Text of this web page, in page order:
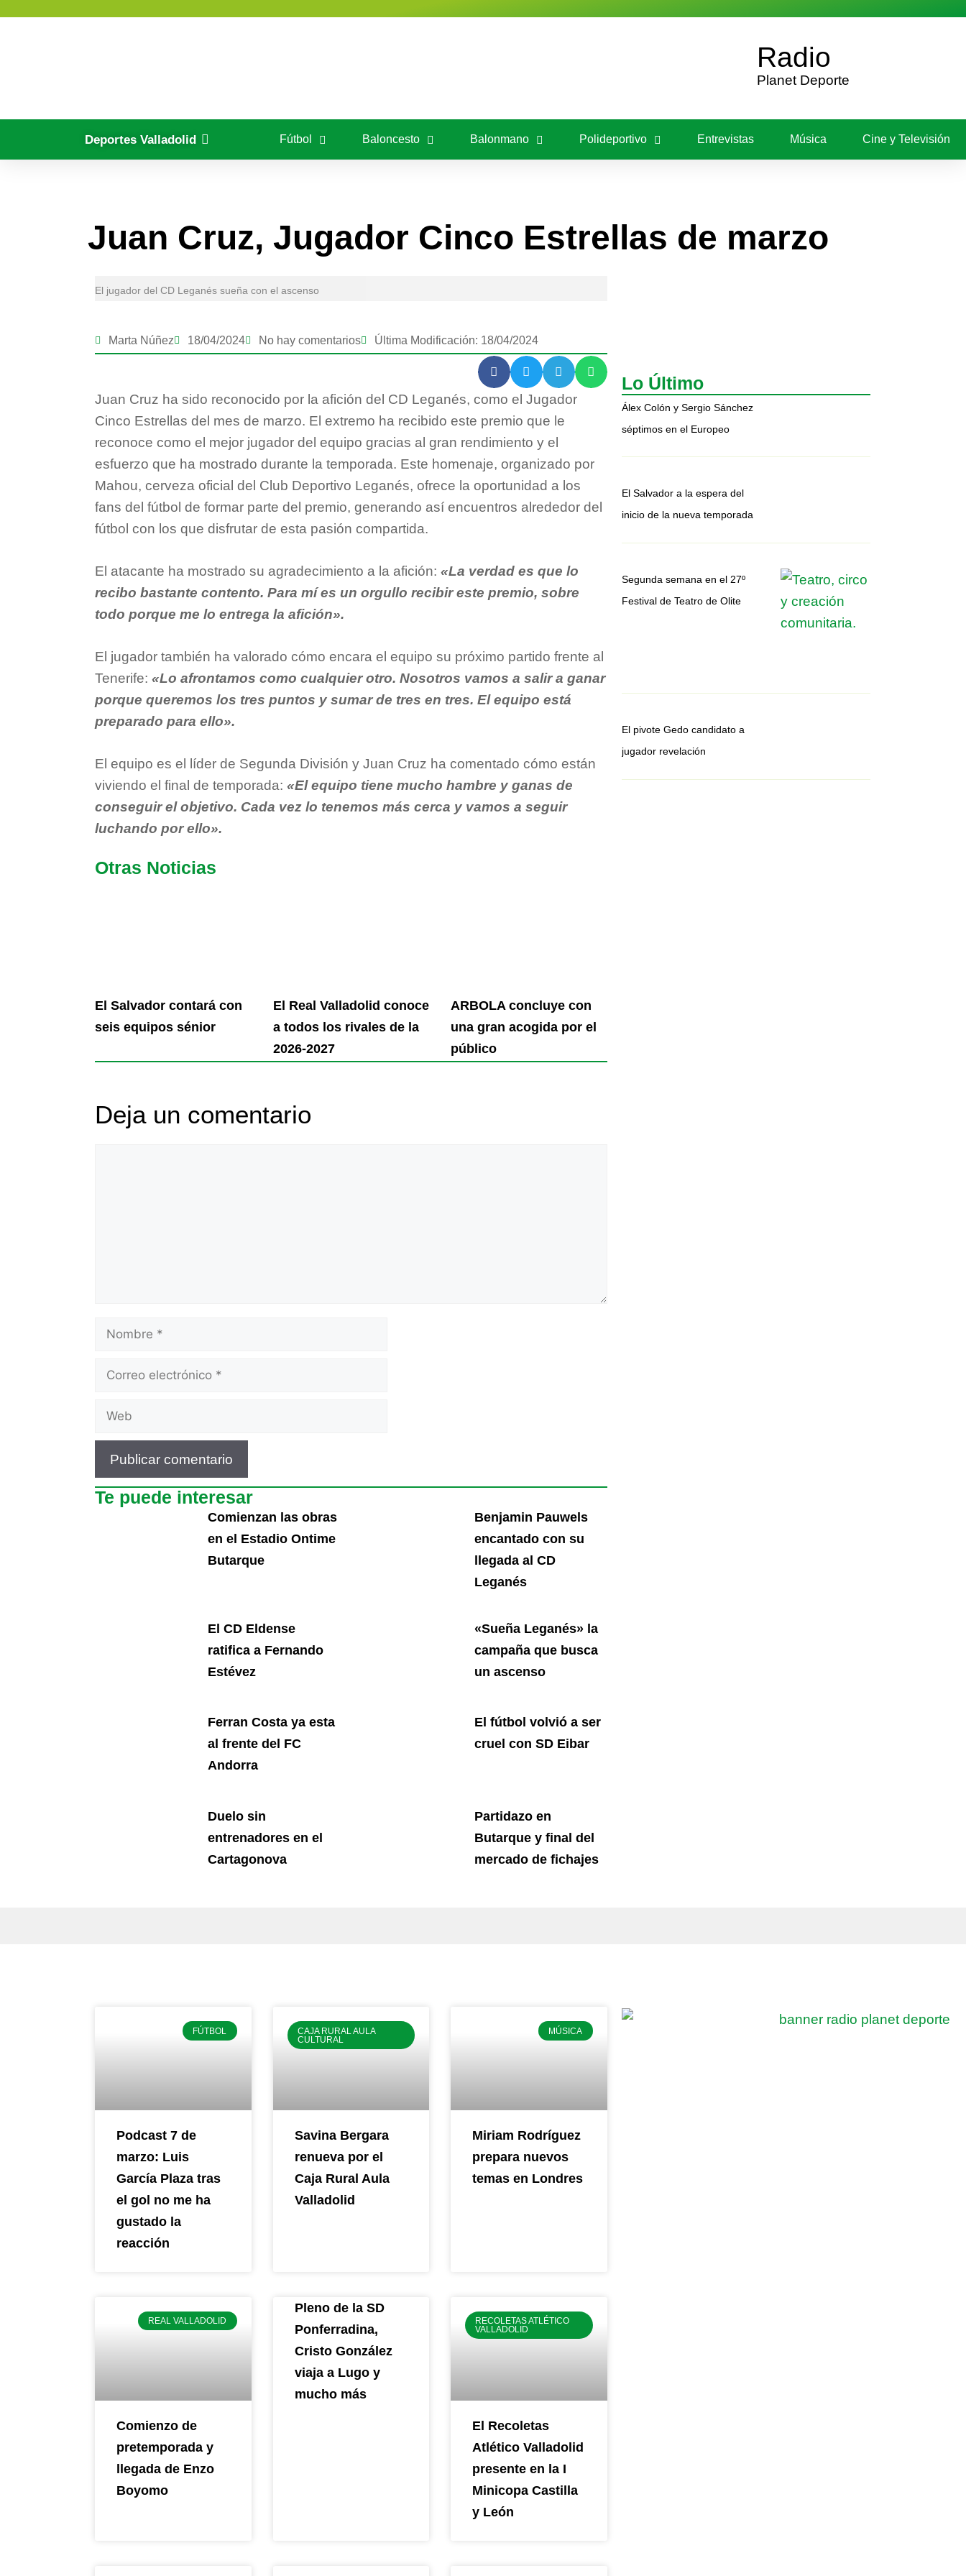
Radio
Planet Deporte
Deportes Valladolid Fútbol Baloncesto Balonmano Polideportivo Entrevistas Música Cine y Televisión
Juan Cruz, Jugador Cinco Estrellas de marzo
El jugador del CD Leganés sueña con el ascenso
Marta Núñez 18/04/2024 No hay comentarios Última Modificación: 18/04/2024
Juan Cruz ha sido reconocido por la afición del CD Leganés, como el Jugador
Cinco Estrellas del mes de marzo. El extremo ha recibido este premio que le
reconoce como el mejor jugador del equipo gracias al gran rendimiento y el
esfuerzo que ha mostrado durante la temporada. Este homenaje, organizado por
Mahou, cerveza oficial del Club Deportivo Leganés, ofrece la oportunidad a los
fans del fútbol de formar parte del premio, generando así encuentros alrededor del
fútbol con los que disfrutar de esta pasión compartida.
El atacante ha mostrado su agradecimiento a la afición: «La verdad es que lo
recibo bastante contento. Para mí es un orgullo recibir este premio, sobre
todo porque me lo entrega la afición».
El jugador también ha valorado cómo encara el equipo su próximo partido frente al
Tenerife: «Lo afrontamos como cualquier otro. Nosotros vamos a salir a ganar
porque queremos los tres puntos y sumar de tres en tres. El equipo está
preparado para ello».
El equipo es el líder de Segunda División y Juan Cruz ha comentado cómo están
viviendo el final de temporada: «El equipo tiene mucho hambre y ganas de
conseguir el objetivo. Cada vez lo tenemos más cerca y vamos a seguir
luchando por ello».
Otras Noticias
El Salvador contará con
seis equipos sénior
El Real Valladolid conoce
a todos los rivales de la
2026-2027
ARBOLA concluye con
una gran acogida por el
público
Deja un comentario
Te puede interesar
Comienzan las obras
en el Estadio Ontime
Butarque
Benjamin Pauwels
encantado con su
llegada al CD
Leganés
El CD Eldense
ratifica a Fernando
Estévez
«Sueña Leganés» la
campaña que busca
un ascenso
Ferran Costa ya esta
al frente del FC
Andorra
El fútbol volvió a ser
cruel con SD Eibar
Duelo sin
entrenadores en el
Cartagonova
Partidazo en
Butarque y final del
mercado de fichajes
Lo Último
Álex Colón y Sergio Sánchez
séptimos en el Europeo
El Salvador a la espera del
inicio de la nueva temporada
Segunda semana en el 27º
Festival de Teatro de Olite
El pivote Gedo candidato a
jugador revelación
FÚTBOL
Podcast 7 de
marzo: Luis
García Plaza tras
el gol no me ha
gustado la
reacción
CAJA RURAL AULA
CULTURAL
Savina Bergara
renueva por el
Caja Rural Aula
Valladolid
MÚSICA
Miriam Rodríguez
prepara nuevos
temas en Londres
REAL VALLADOLID
Comienzo de
pretemporada y
llegada de Enzo
Boyomo
Pleno de la SD
Ponferradina,
Cristo González
viaja a Lugo y
mucho más
RECOLETAS ATLÉTICO
VALLADOLID
El Recoletas
Atlético Valladolid
presente en la I
Minicopa Castilla
y León